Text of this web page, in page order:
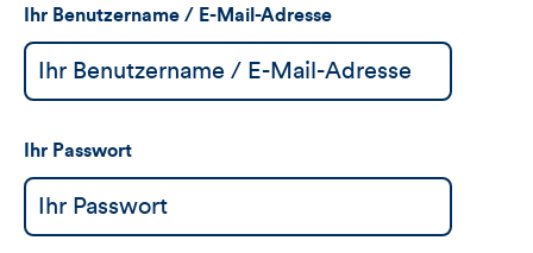
Ihr Benutzername / E-Mail-Adresse
Ihr Passwort